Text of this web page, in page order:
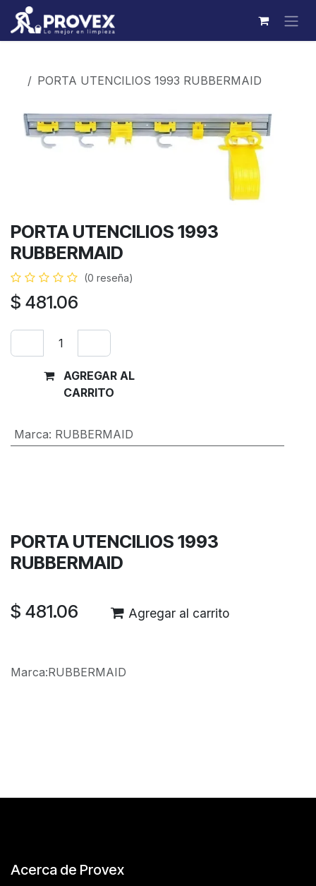
Ir al contenido
PORTA UTENCILIOS 1993 RUBBERMAID
PORTA UTENCILIOS 1993
RUBBERMAID
(0 reseña)
$ 481.06
AGREGAR AL
CARRITO
Marca: RUBBERMAID
PORTA UTENCILIOS 1993
RUBBERMAID
$ 481.06 Agregar al carrito
Marca:RUBBERMAID
Acerca de Provex